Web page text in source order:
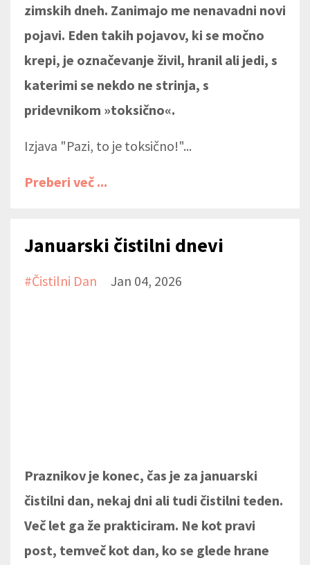
zimskih dneh. Zanimajo me nenavadni novi
pojavi. Eden takih pojavov, ki se močno
krepi, je označevanje živil, hranil ali jedi, s
katerimi se nekdo ne strinja, s
pridevnikom »toksično«.
Izjava "Pazi, to je toksično!"...
Preberi več ...
Januarski čistilni dnevi
#čistilni Dan Jan 04, 2026
Praznikov je konec, čas je za januarski
čistilni dan, nekaj dni ali tudi čistilni teden.
Več let ga že prakticiram. Ne kot pravi
post, temveč kot dan, ko se glede hrane